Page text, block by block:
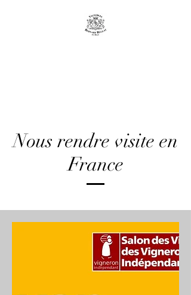
Nous rendre visite en
France